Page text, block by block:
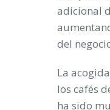
adicional
del
La
los cafés
ha sido